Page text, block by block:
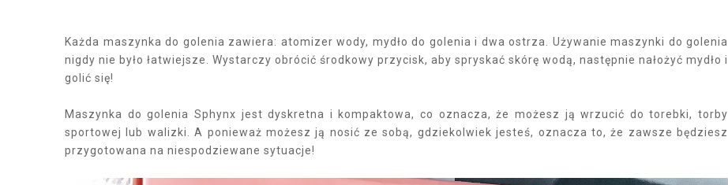
Każda maszynka do golenia zawiera: atomizer wody, mydło do golenia i dwa ostrza. Używanie maszynki do golenia
nigdy nie było łatwiejsze. Wystarczy obrócić środkowy przycisk, aby spryskać skórę wodą, następnie nałożyć mydło i
golić się!
Maszynka do golenia Sphynx jest dyskretna i kompaktowa, co oznacza, że możesz ją wrzucić do torebki, torby
sportowej lub walizki. A ponieważ możesz ją nosić ze sobą, gdziekolwiek jesteś, oznacza to, że zawsze będziesz
przygotowana na niespodziewane sytuacje!